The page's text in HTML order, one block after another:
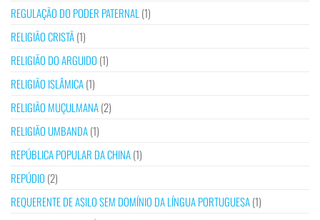
REGULAÇÃO DO PODER PATERNAL (1)
RELIGIÃO CRISTÃ(1)
RELIGIÃO DO ARGUIDO (1)
RELIGIÃO ISLÂMICA(1)
RELIGIÃO MUÇULMANA(2)
RELIGIÃO UMBANDA(1)
REPÚBLICA POPULAR DA CHINA(1)
REPÚDIO (2)
REQUERENTE DE ASILO SEM DOMÍNIO DA LÍNGUA PORTUGUESA(1)